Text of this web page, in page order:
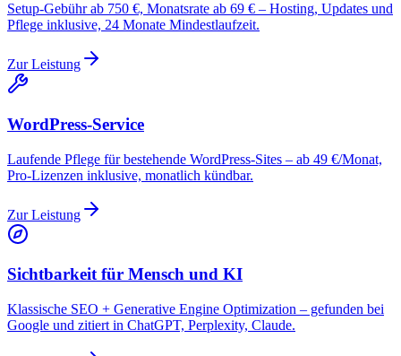
Setup-Gebühr ab 750 €, Monatsrate ab 69 € – Hosting, Updates und
Pflege inklusive, 24 Monate Mindestlaufzeit.
Zur Leistung
WordPress-Service
Laufende Pflege für bestehende WordPress-Sites – ab 49 €/Monat,
Pro-Lizenzen inklusive, monatlich kündbar.
Zur Leistung
Sichtbarkeit für Mensch und KI
Klassische SEO + Generative Engine Optimization – gefunden bei
Google und zitiert in ChatGPT, Perplexity, Claude.